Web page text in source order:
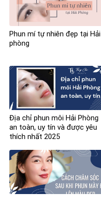
Phun mí tự nhiên đẹp tại Hải
phòng
Địa chỉ phun môi Hải Phòng
an toàn, uy tín và được yêu
thích nhất 2025